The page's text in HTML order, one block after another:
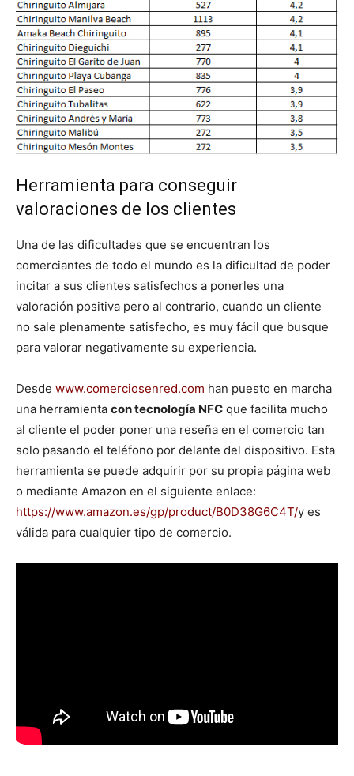
Herramienta para conseguir
valoraciones de los clientes
Una de las dificultades que se encuentran los
comerciantes de todo el mundo es la dificultad de poder
incitar a sus clientes satisfechos a ponerles una
valoración positiva pero al contrario, cuando un cliente
no sale plenamente satisfecho, es muy fácil que busque
para valorar negativamente su experiencia.
Desde www.comerciosenred.com han puesto en marcha
una herramienta con tecnología NFC que facilita mucho
al cliente el poder poner una reseña en el comercio tan
solo pasando el teléfono por delante del dispositivo. Esta
herramienta se puede adquirir por su propia página web
o mediante Amazon en el siguiente enlace:
https://www.amazon.es/gp/product/B0D38G6C4T/y es
válida para cualquier tipo de comercio.